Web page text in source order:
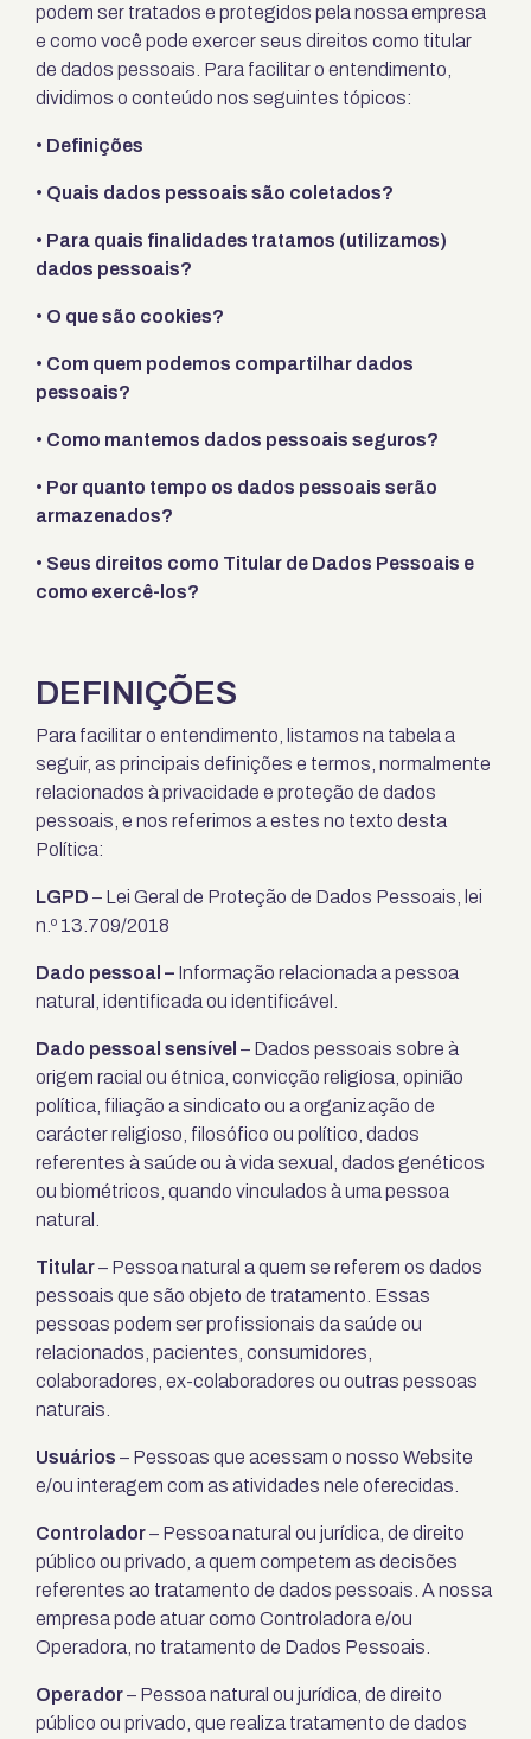
podem ser tratados e protegidos pela nossa empresa
e como você pode exercer seus direitos como titular
de dados pessoais. Para facilitar o entendimento,
dividimos o conteúdo nos seguintes tópicos:
• Definições
• Quais dados pessoais são coletados?
• Para quais finalidades tratamos (utilizamos)
dados pessoais?
• O que são cookies?
• Com quem podemos compartilhar dados
pessoais?
• Como mantemos dados pessoais seguros?
• Por quanto tempo os dados pessoais serão
armazenados?
• Seus direitos como Titular de Dados Pessoais e
como exercê-los?
DEFINIÇÕES
Para facilitar o entendimento, listamos na tabela a
seguir, as principais definições e termos, normalmente
relacionados à privacidade e proteção de dados
pessoais, e nos referimos a estes no texto desta
Política:
LGPD – Lei Geral de Proteção de Dados Pessoais, lei
n.º 13.709/2018
Dado pessoal – Informação relacionada a pessoa
natural, identificada ou identificável.
Dado pessoal sensível – Dados pessoais sobre à
origem racial ou étnica, convicção religiosa, opinião
política, filiação a sindicato ou a organização de
carácter religioso, filosófico ou político, dados
referentes à saúde ou à vida sexual, dados genéticos
ou biométricos, quando vinculados à uma pessoa
natural.
Titular– Pessoa natural a quem se referem os dados
pessoais que são objeto de tratamento. Essas
pessoas podem ser profissionais da saúde ou
relacionados, pacientes, consumidores,
colaboradores, ex-colaboradores ou outras pessoas
naturais.
Usuários – Pessoas que acessam o nosso Website
e/ou interagem com as atividades nele oferecidas.
Controlador– Pessoa natural ou jurídica, de direito
público ou privado, a quem competem as decisões
referentes ao tratamento de dados pessoais. A nossa
empresa pode atuar como Controladora e/ou
Operadora, no tratamento de Dados Pessoais.
Operador– Pessoa natural ou jurídica, de direito
público ou privado, que realiza tratamento de dados